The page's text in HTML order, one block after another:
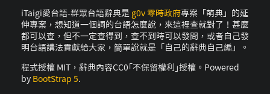
iTaigi愛台語-群眾台語辭典是 g0v 零時政府專案「萌典」的延
伸專案，想知道一個詞的台語怎麼說，來這裡查就對了！甚麼
都可以查，但不一定查得到，查不到時可以發問，或者自己發
明台語講法貢獻給大家，簡單說就是「自己的辭典自己編」。
程式授權 MIT，辭典內容CC0｢不保留權利｣授權。Powered
by BootStrap 5.